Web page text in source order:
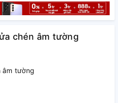
chén âm tường
âm tường